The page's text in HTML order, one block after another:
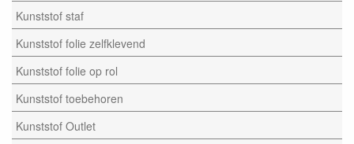
Kunststof staf
Kunststof folie zelfklevend
Kunststof folie op rol
Kunststof toebehoren
Kunststof Outlet